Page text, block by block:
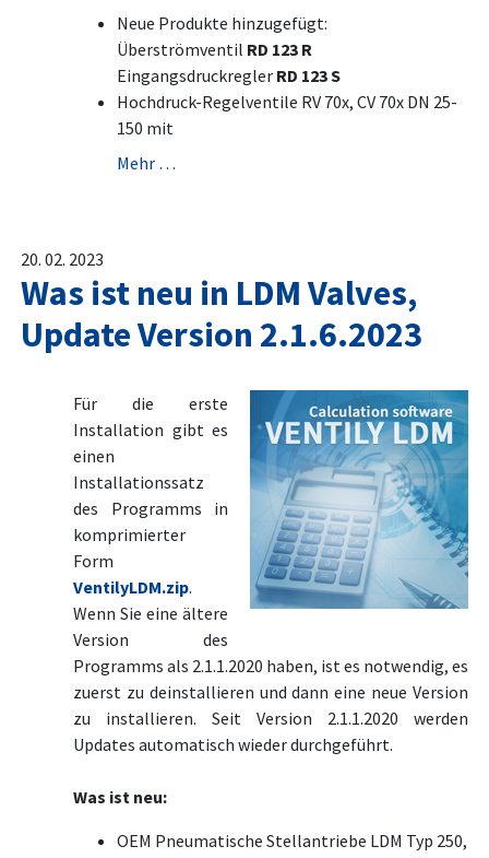
Neue Produkte hinzugefügt:
Überströmventil RD 123 R
Eingangsdruckregler RD 123 S
Hochdruck-Regelventile RV 70x, CV 70x DN 25-
150 mit
Mehr …
20. 02. 2023
Was ist neu in LDM Valves,
Update Version 2.1.6.2023
Für die erste
Installation gibt es
einen
Installationssatz
des Programms in
komprimierter
Form
VentilyLDM.zip.
Wenn Sie eine ältere
Version des
Programms als 2.1.1.2020 haben, ist es notwendig, es
zuerst zu deinstallieren und dann eine neue Version
zu installieren. Seit Version 2.1.1.2020 werden
Updates automatisch wieder durchgeführt.
Was ist neu:
OEM Pneumatische Stellantriebe LDM Typ 250,